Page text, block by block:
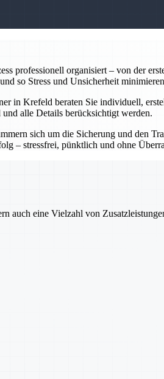
professionell organisiert – von der
so Stress und Unsicherheit
in Krefeld beraten Sie individuell,
alle Details berücksichtigt werden.
sich um die Sicherung und den
– stressfrei, pünktlich und ohne
auch eine Vielzahl von